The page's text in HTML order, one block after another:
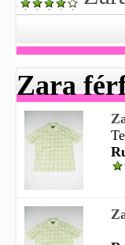
Zara